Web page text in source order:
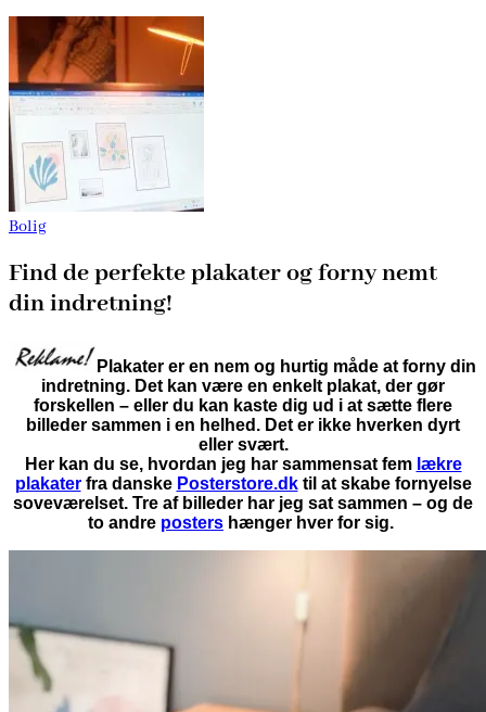
Bolig
Find de perfekte plakater og forny nemt
din indretning!
Plakater er en nem og hurtig måde at forny din
indretning. Det kan være en enkelt plakat, der gør
forskellen – eller du kan kaste dig ud i at sætte flere
billeder sammen i en helhed. Det er ikke hverken dyrt
eller svært.
Her kan du se, hvordan jeg har sammensat fem lækre
plakaterfra danske Posterstore.dktil at skabe fornyelse
soveværelset. Tre af billeder har jeg sat sammen – og de
to andre posters hænger hver for sig.